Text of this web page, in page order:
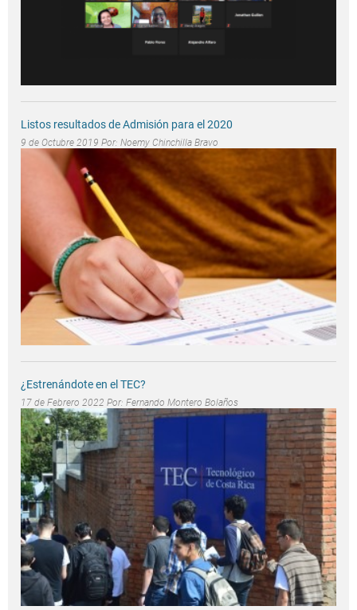
Listos resultados de Admisión para el 2020
9 de Octubre 2019 Por: Noemy Chinchilla Bravo
¿Estrenándote en el TEC?
17 de Febrero 2022 Por: Fernando Montero Bolaños